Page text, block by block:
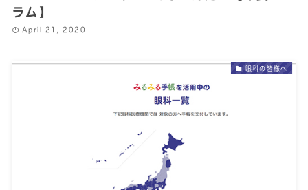
ラム】
April 21, 2020
眼科の皆様へ